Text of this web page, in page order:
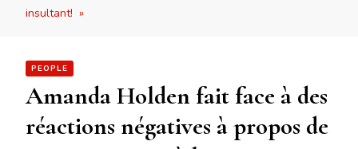
insultant! »
PEOPLE
Amanda Holden fait face à des
réactions négatives à propos de